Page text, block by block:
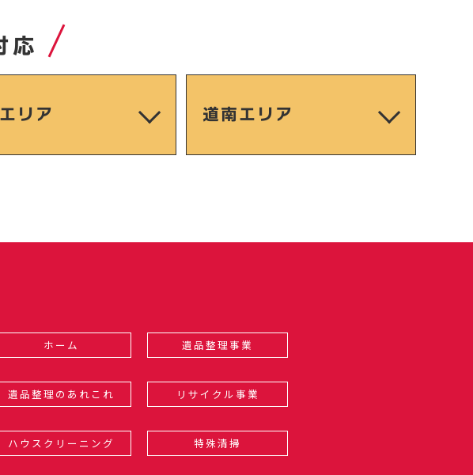
応
リア 道南エリア
ホーム 遺品整理事業
遺品整理のあれこれ リサイクル事業
ハウスクリーニング 特殊清掃